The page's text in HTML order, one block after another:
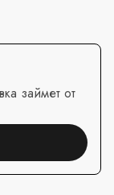
займет от